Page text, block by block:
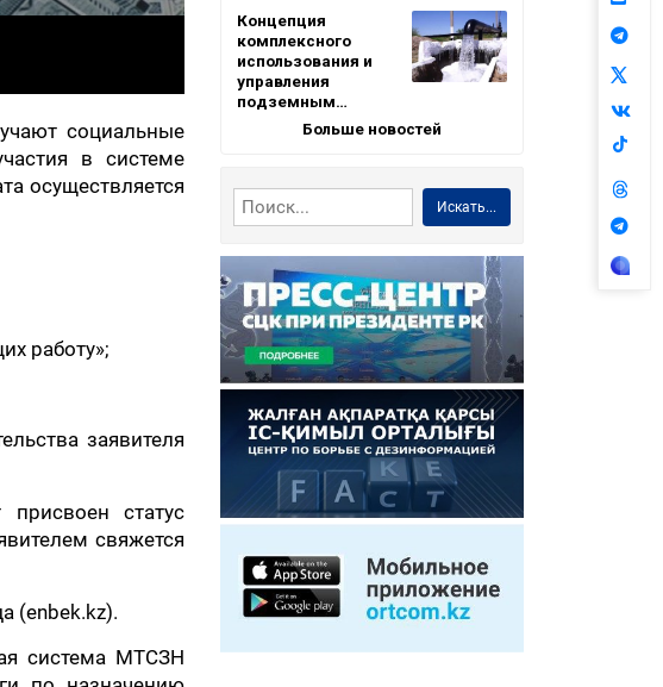
социальные
в системе
осуществляется
работу»;
заявителя
статус
свяжется
(enbek.kz).
система МТСЗН
Концепция
комплексного
использования и
управления
подземным…
Больше новостей
Искать...